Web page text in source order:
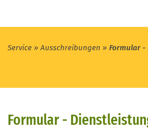
Service Ausschreibungen Formular -
Formular -